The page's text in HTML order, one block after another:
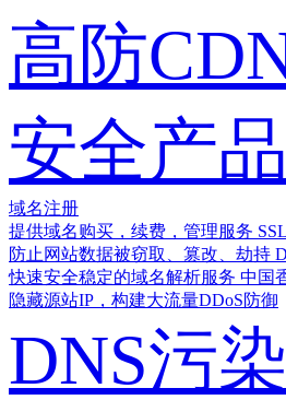
高防
安全产品
域名注册
提供域名购买，续费，管理服务
防止网站数据被窃取、篡改、劫持
快速安全稳定的域名解析服务 中国
隐藏源站IP，构建大流量DDoS防御
DNS污